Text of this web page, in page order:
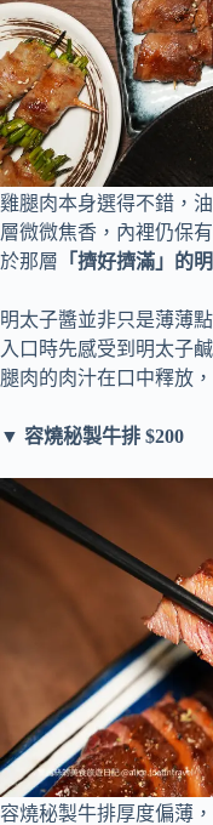
雞腿肉本身選得不錯，
層微微焦香，內裡仍保
於那層 「擠好擠滿」的
明太子醬並非只是薄薄
入口時先感受到明太子
腿肉的肉汁在口中釋放
▼ 容燒秘製牛排 $200
容燒秘製牛排厚度偏薄